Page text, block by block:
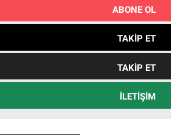
ABONE OL
TAKIP ET
TAKIP ET
İLETIŞIM